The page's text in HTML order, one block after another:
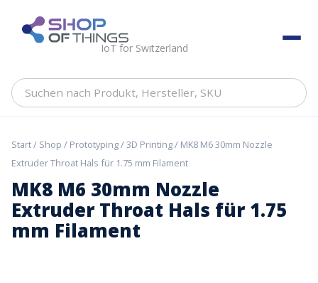
content ShopOfThings
IoT for Switzerland
Suchen
Hersteller,
Start/ Shop / Prototyping/3D Printing/ MK8 M6 30mm Nozzle
Extruder Throat Hals für 1.75 mm Filament
MK8 M6 30mm Nozzle
Extruder Throat Hals für 1.75
mm Filament